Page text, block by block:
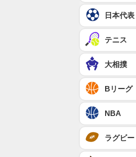
日本代表
テニス
大相撲
Bリーグ
NBA
ラグビー